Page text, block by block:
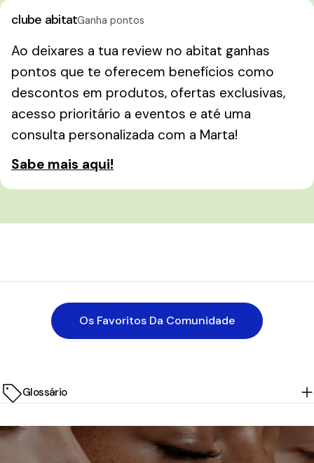
clube abitatGanha pontos
Ao deixares a tua review no abitat ganhas
pontos que te oferecem benefícios como
descontos em produtos, ofertas exclusivas,
acesso prioritário a eventos e até uma
consulta personalizada com a Marta!
Sabe mais aqui!
Os Favoritos Da Comunidade
Glossário